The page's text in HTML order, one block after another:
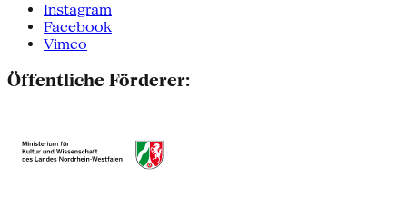
Instagram
Facebook
Vimeo
Öffentliche Förderer: